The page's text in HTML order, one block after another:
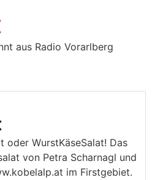
aus Radio Vorarlberg
oder WurstKäseSalat! Das
von Petra Scharnagl und
im Firstgebiet.